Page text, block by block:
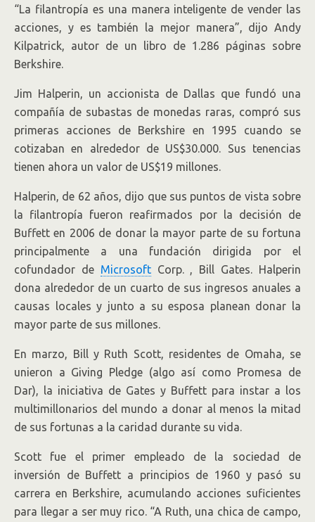
“La filantropía es una manera inteligente de vender las
acciones, y es también la mejor manera”, dijo Andy
Kilpatrick, autor de un libro de 1.286 páginas sobre
Berkshire.
Jim Halperin, un accionista de Dallas que fundó una
compañía de subastas de monedas raras, compró sus
primeras acciones de Berkshire en 1995 cuando se
cotizaban en alrededor de US$30.000. Sus tenencias
tienen ahora un valor de US$19 millones.
Halperin, de 62 años, dijo que sus puntos de vista sobre
la filantropía fueron reafirmados por la decisión de
Buffett en 2006 de donar la mayor parte de su fortuna
principalmente a una fundación dirigida por el
cofundador de MicrosoftCorp., Bill Gates. Halperin
dona alrededor de un cuarto de sus ingresos anuales a
causas locales y junto a su esposa planean donar la
mayor parte de sus millones.
En marzo, Bill y Ruth Scott, residentes de Omaha, se
unieron a Giving Pledge (algo así como Promesa de
Dar), la iniciativa de Gates y Buffett para instar a los
multimillonarios del mundo a donar al menos la mitad
de sus fortunas a la caridad durante su vida.
Scott fue el primer empleado de la sociedad de
inversión de Buffett a principios de 1960 y pasó su
carrera en Berkshire, acumulando acciones suficientes
para llegar a ser muy rico. “A Ruth, una chica de campo,